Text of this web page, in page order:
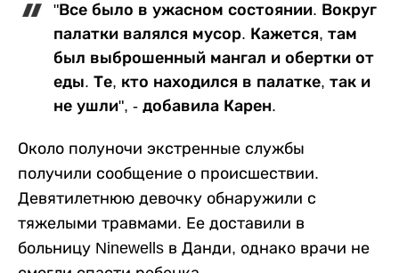
"Все было в ужасном состоянии. Вокруг
палатки валялся мусор. Кажется, там
был выброшенный мангал и обертки от
еды. Те, кто находился в палатке, так и
не ушли", - добавила Карен.
Около полуночи экстренные службы
получили сообщение о происшествии.
Девятилетнюю девочку обнаружили с
тяжелыми травмами. Ее доставили в
больницу Ninewells в Данди, однако врачи не